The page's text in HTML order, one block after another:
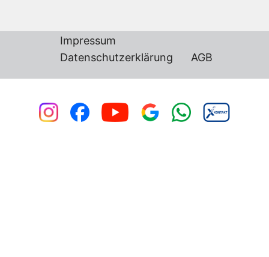
Impressum
Datenschutzerklärung
AGB